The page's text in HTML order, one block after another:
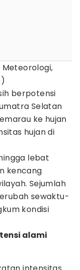
Meteorologi,
berpotensi
Selatan
ke hujan
hujan di
lebat
kencang
Sejumlah
sewaktu-
kondisi
alami